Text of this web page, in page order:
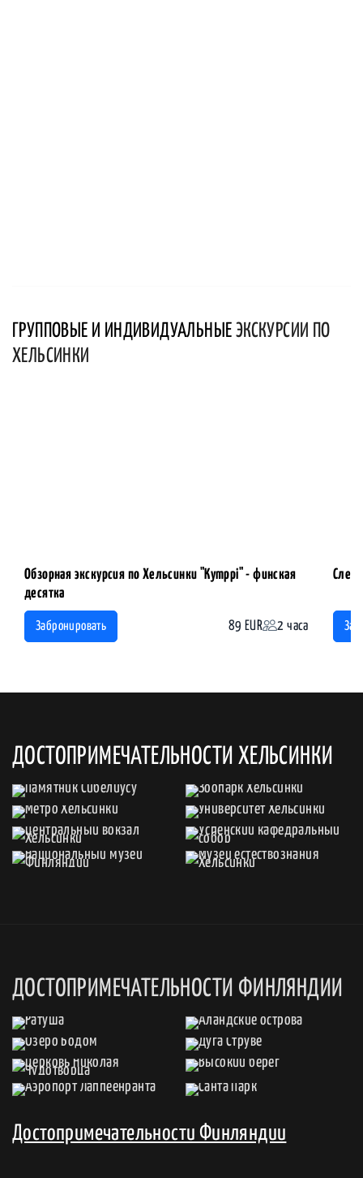
ГРУППОВЫЕ И ИНДИВИДУАЛЬНЫЕ ЭКСКУРСИИ ПО
ХЕЛЬСИНКИ
Обзорная экскурсия по Хельсинки "Kymppi" - финская
десятка
Забронировать 89 EUR 2 часа
След
ДОСТОПРИМЕЧАТЕЛЬНОСТИ ХЕЛЬСИНКИ
ДОСТОПРИМЕЧАТЕЛЬНОСТИ ФИНЛЯНДИИ
Достопримечательности Финляндии